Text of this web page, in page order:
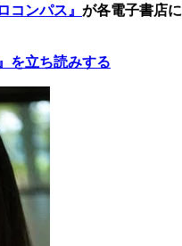
コンパス』 が各電子書店に
を立ち読みする